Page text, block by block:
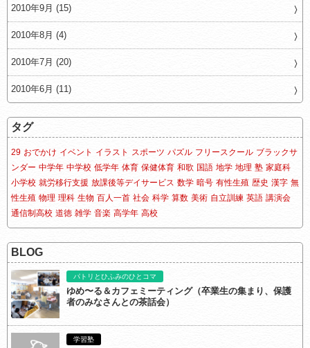
2010年9月 (15)
2010年8月 (4)
2010年7月 (20)
2010年6月 (11)
タグ
29 おでかけ イベント イラスト スポーツ パズル フリースクール ブラックサ
ンダー 中学年 中学校 低学年 体育 保健体育 和歌 国語 地学 地理 塾 家庭科
小学校 就労移行支援 放課後等デイサービス 数学 暗号 有性生殖 歴史 漢字 無
性生殖 物理 理科 生物 百人一首 社会 科学 算数 美術 自立訓練 英語 講演会
通信制高校 道徳 雑学 音楽 高学年 高校
BLOG
パトリとひふみのひとコマ
ゆめ〜る＆カフェミーティング（卒業生の集まり、保護
者のみなさんとの茶話会）
学習塾